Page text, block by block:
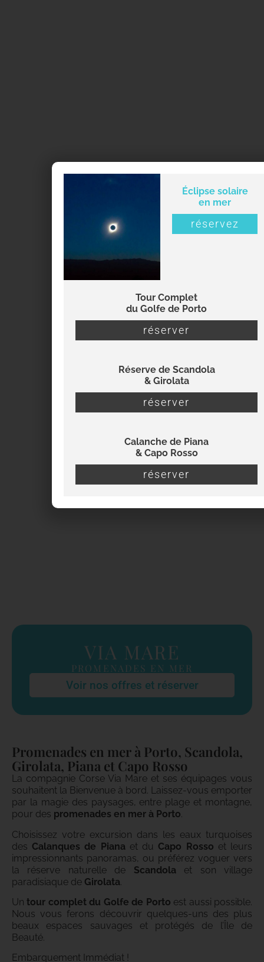
VIA MARE
PROMENADES EN MER
Voir nos offres et réserver
Promenades en mer à Porto, Scandola,
Girolata, Piana et Capo Rosso
La compagnie Corse Via Mare et ses équipages vous
souhaitent la Bienvenue à bord. Laissez-vous emporter
par la magie des paysages, entre plage et montagne,
pour des promenades en mer à Porto.
Choisissez votre excursion dans les eaux turquoises
des Calanques de Piana et du Capo Rosso et leurs
impressionnants panoramas, ou préférez voguer vers
la réserve naturelle de Scandolaet son village
paradisiaque de Girolata
Untour complet du Golfe de Porto est aussi possible.
Nous vous ferons découvrir quelques-uns des plus
beaux espaces sauvages et protégés de l’Île de
Beauté.
Embarquement Immédiat !
Éclipse solaire
en mer
réservez
Tour Complet
du Golfe de Porto
réserver
Réserve de Scandola
& Girolata
réserver
Calanche de Piana
& Capo Rosso
réserver